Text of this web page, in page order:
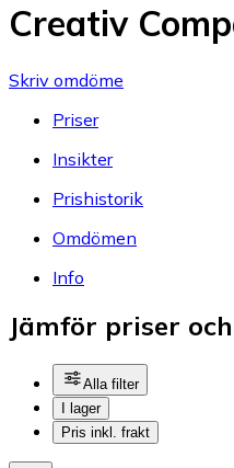
Creativ
Skriv omdöme
Priser
Insikter
Prishistorik
Omdömen
Info
Jämför priser
Alla filter
I lager
Pris inkl. frakt